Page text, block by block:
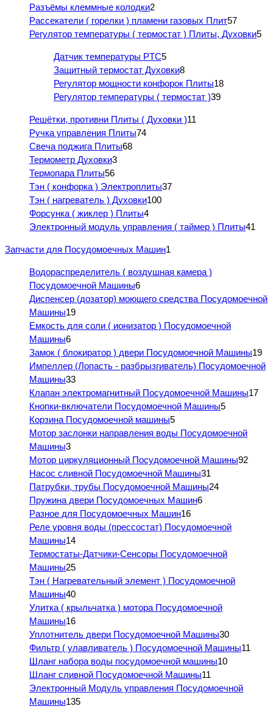
Разъёмы клеммные колодки2
Рассекатели ( горелки ) пламени газовых Плит57
Регулятор температуры ( термостат ) Плиты, Духовки5
Датчик температуры PTC5
Защитный термостат Духовки8
Регулятор мощности конфорок Плиты18
Регулятор температуры ( термостат )39
Решётки, противни Плиты ( Духовки )11
Ручка управления Плиты74
Свеча поджига Плиты68
Термометр Духовки3
Термопара Плиты56
Тэн ( конфорка ) Электроплиты37
Тэн ( нагреватель ) Духовки100
Форсунка ( жиклер ) Плиты4
Электронный модуль управления ( таймер ) Плиты41
Запчасти для Посудомоечных Машин1
Водораспределитель ( воздушная камера )
Посудомоечной Машины6
Диспенсер (дозатор) моющего средства Посудомоечной
Машины19
Емкость для соли ( ионизатор ) Посудомоечной
Машины6
Замок ( блокиратор ) двери Посудомоечной Машины19
Импеллер (Лопасть - разбрызгиватель) Посудомоечной
Машины33
Клапан электромагнитный Посудомоечной Машины17
Кнопки-включатели Посудомоечной Машины5
Корзина Посудомоечной машины5
Мотор заслонки направления воды Посудомоечной
Машины3
Мотор циркуляционный Посудомоечной Машины92
Насос сливной Посудомоечной Машины31
Патрубки, трубы Посудомоечной Машины24
Пружина двери Посудомоечных Машин6
Разное для Посудомоечных Машин16
Реле уровня воды (прессостат) Посудомоечной
Машины14
Термостаты-Датчики-Сенсоры Посудомоечной
Машины25
Тэн ( Нагревательный элемент ) Посудомоечной
Машины40
Улитка ( крыльчатка ) мотора Посудомоечной
Машины16
Уплотнитель двери Посудомоечной Машины30
Фильтр ( улавливатель ) Посудомоечной Машины11
Шланг набора воды посудомоечной машины10
Шланг сливной Посудомоечной Машины11
Электронный Модуль управления Посудомоечной
Машины135